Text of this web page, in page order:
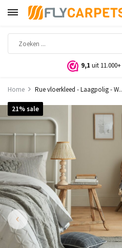
9,1 uit
Home Rue vloerkleed - Laagpolig -
21% sale